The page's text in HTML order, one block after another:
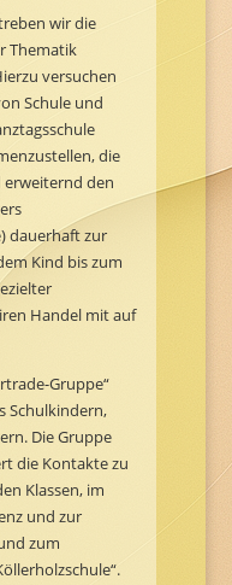
wir die
Thematik
versuchen
Schule und
die
erweiternd den
dauerhaft zur
Kind bis zum
Handel mit auf
Gruppe“
Schulkindern,
Die Gruppe
die Kontakte zu
Klassen, im
und zur
zum